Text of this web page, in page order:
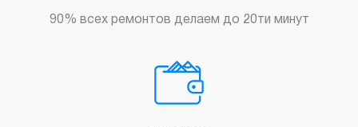
90% всех ремонтов делаем до 20ти минут